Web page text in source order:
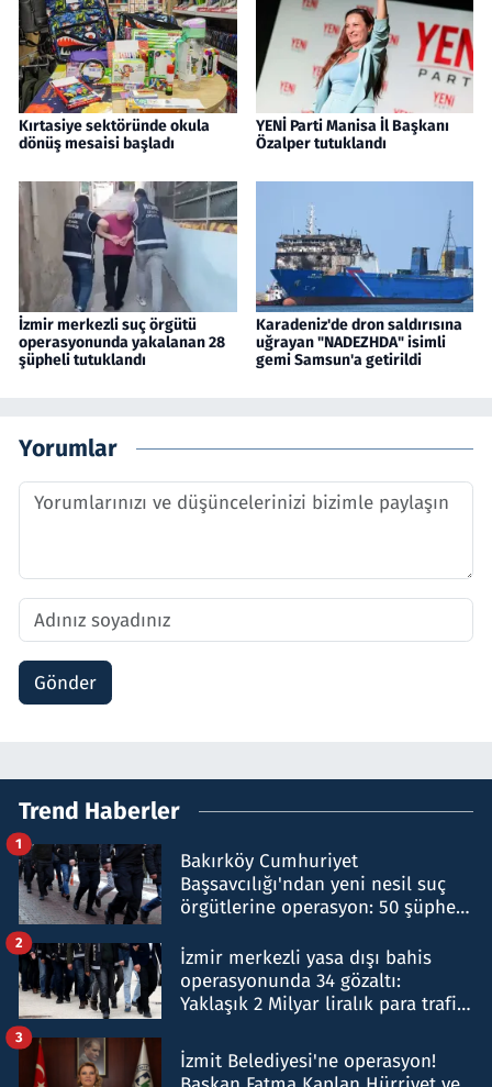
Kırtasiye sektöründe okula
dönüş mesaisi başladı
YENİ Parti Manisa İl Başkanı
Özalper tutuklandı
İzmir merkezli suç örgütü
operasyonunda yakalanan 28
şüpheli tutuklandı
Karadeniz'de dron saldırısına
uğrayan "NADEZHDA" isimli
gemi Samsun'a getirildi
Yorumlar
Gönder
Trend Haberler
Bakırköy Cumhuriyet
Başsavcılığı'ndan yeni nesil suç
örgütlerine operasyon: 50 şüpheli
1
İzmir merkezli yasa dışı bahis
operasyonunda 34 gözaltı:
Yaklaşık 2 Milyar liralık para trafiği
2
İzmit Belediyesi'ne operasyon!
3